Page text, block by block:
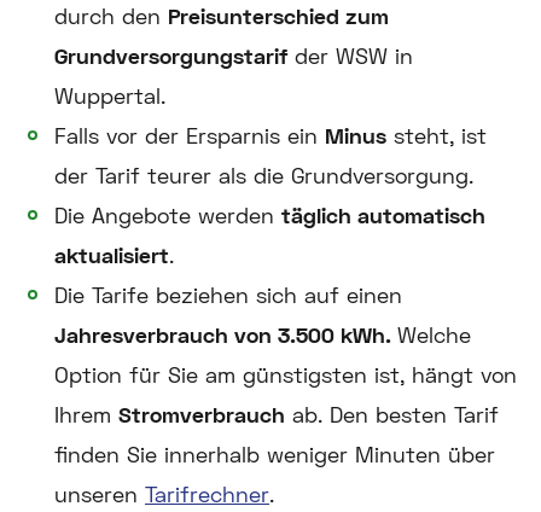
durch den Preisunterschied zum
Grundversorgungstarifder WSW in
Wuppertal.
Falls vor der Ersparnis ein Minus steht, ist
der Tarif teurer als die Grundversorgung.
Die Angebote werden täglich automatisch
aktualisiert.
Die Tarife beziehen sich auf einen
Jahresverbrauch von 3.500 kWh. Welche
Option für Sie am günstigsten ist, hängt von
Ihrem Stromverbrauch ab. Den besten Tarif
finden Sie innerhalb weniger Minuten über
unseren Tarifrechner.